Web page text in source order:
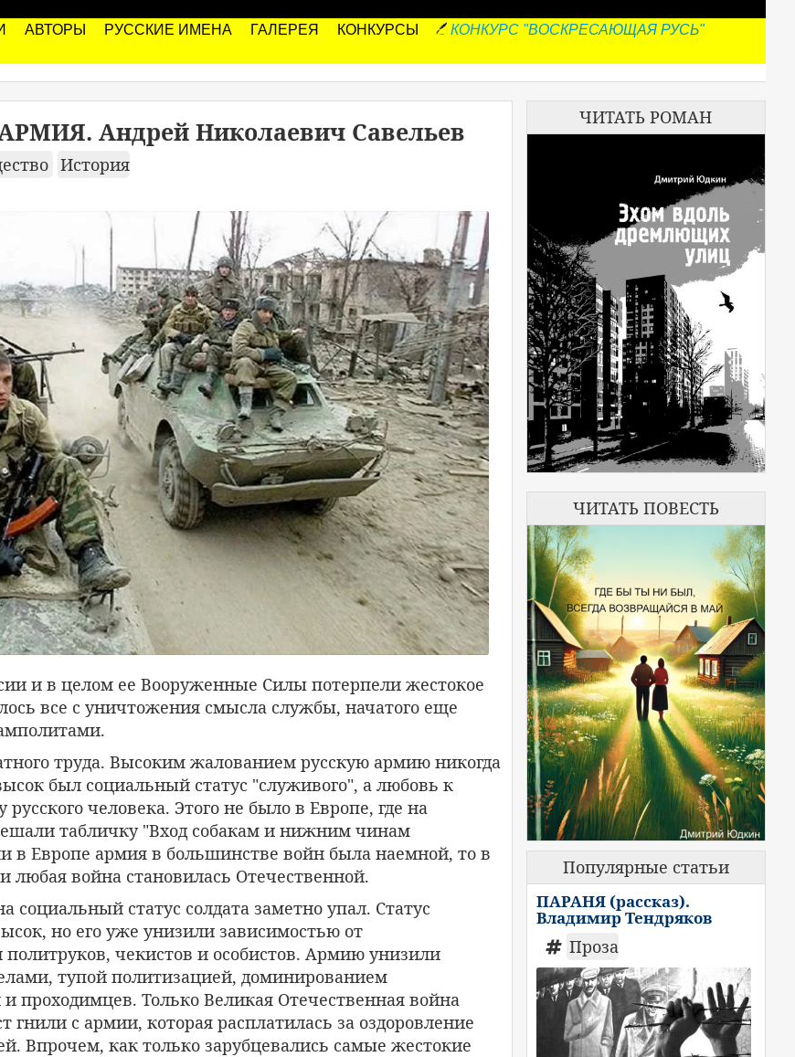
АВТОРЫ РУССКИЕ ИМЕНА ГАЛЕРЕЯ КОНКУРСЫ
КОНКУРС "ВОСКРЕСАЮЩАЯ РУСЬ"
Андрей Николаевич Савельев
История
и в целом ее Вооруженные Силы потерпели жестокое
все с уничтожения смысла службы, начатого еще
труда. Высоким жалованием русскую армию никогда
был социальный статус "служивого", а любовь к
человека. Этого не было в Европе, где на
табличку "Вход собакам и нижним чинам
в Европе армия в большинстве войн была наемной, то в
любая война становилась Отечественной.
социальный статус солдата заметно упал. Статус
но его уже унизили зависимостью от
политруков, чекистов и особистов. Армию унизили
тупой политизацией, доминированием
и проходимцев. Только Великая Отечественная война
гнили с армии, которая расплатилась за оздоровление
Впрочем, как только зарубцевались самые жестокие
ЧИТАТЬ РОМАН
ЧИТАТЬ ПОВЕСТЬ
Популярные статьи
ПАРАНЯ (рассказ).
Владимир Тендряков
Проза